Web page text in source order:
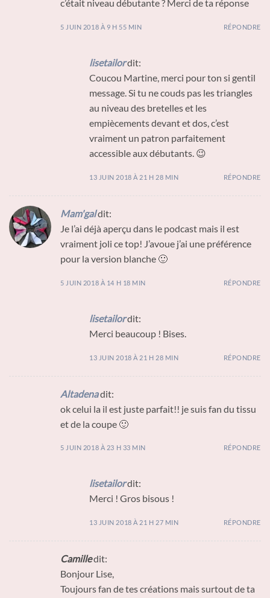
c’était niveau débutante ? Merci de ta réponse
5 JUIN 2018 À 9 H 55 MIN RÉPONDRE
lisetailordit:
Coucou Martine, merci pour ton si gentil
message. Si tu ne couds pas les triangles
au niveau des bretelles et les
empiècements devant et dos, c’est
vraiment un patron parfaitement
accessible aux débutants. 😉
13 JUIN 2018 À 21 H 28 MIN RÉPONDRE
Mam'galdit:
Je l’ai déjà aperçu dans le podcast mais il est
vraiment joli ce top! J’avoue j’ai une préférence
pour la version blanche 🙂
5 JUIN 2018 À 14 H 18 MIN RÉPONDRE
lisetailordit:
Merci beaucoup ! Bises.
13 JUIN 2018 À 21 H 28 MIN RÉPONDRE
Altadenadit:
ok celui la il est juste parfait!! je suis fan du tissu
et de la coupe 🙂
5 JUIN 2018 À 23 H 33 MIN RÉPONDRE
lisetailordit:
Merci ! Gros bisous !
13 JUIN 2018 À 21 H 27 MIN RÉPONDRE
Camilledit:
Bonjour Lise,
Toujours fan de tes créations mais surtout de ta